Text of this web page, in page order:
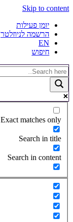
Skip to content
יומן פעילות
הרשמה לניוזלטר
EN
חיפוש
Exact matches only
Search in title
Search in content